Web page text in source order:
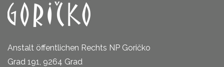
Anstalt öffentlichen Rechts NP Goričko
Grad 191, 9264 Grad